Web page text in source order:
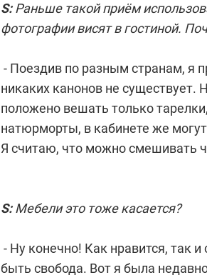
S:Раньше такой приём
фотографии висят в гостиной.
- Поездив по разным странам, я
никаких канонов не существует.
положено вешать только
натюрморты, в кабинете же
Я считаю, что можно смешивать
S:Мебели это тоже касается?
- Ну конечно! Как нравится, так
быть свобода. Вот я была